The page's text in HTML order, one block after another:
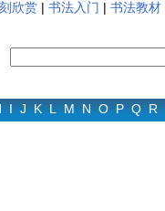
欣赏 | 书法入门 | 书法教材
I J K L M N O P Q R